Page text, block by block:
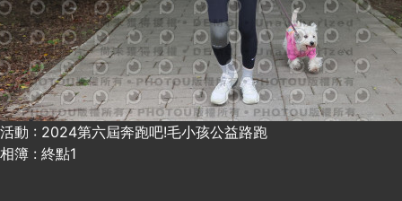
活動 : 2024第六屆奔跑吧!毛小孩公益路跑
相簿 : 終點1